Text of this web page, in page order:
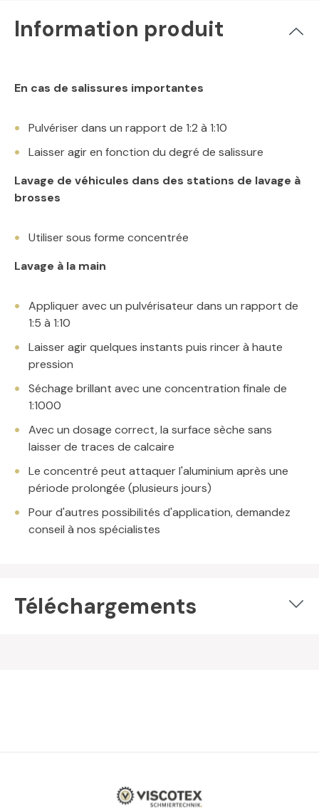
Information produit
En cas de salissures importantes
Pulvériser dans un rapport de 1:2 à 1:10
Laisser agir en fonction du degré de salissure
Lavage de véhicules dans des stations de lavage à
brosses
Utiliser sous forme concentrée
Lavage à la main
Appliquer avec un pulvérisateur dans un rapport de
1:5 à 1:10
Laisser agir quelques instants puis rincer à haute
pression
Séchage brillant avec une concentration finale de
1:1000
Avec un dosage correct, la surface sèche sans
laisser de traces de calcaire
Le concentré peut attaquer l'aluminium après une
période prolongée (plusieurs jours)
Pour d'autres possibilités d'application, demandez
conseil à nos spécialistes
Téléchargements